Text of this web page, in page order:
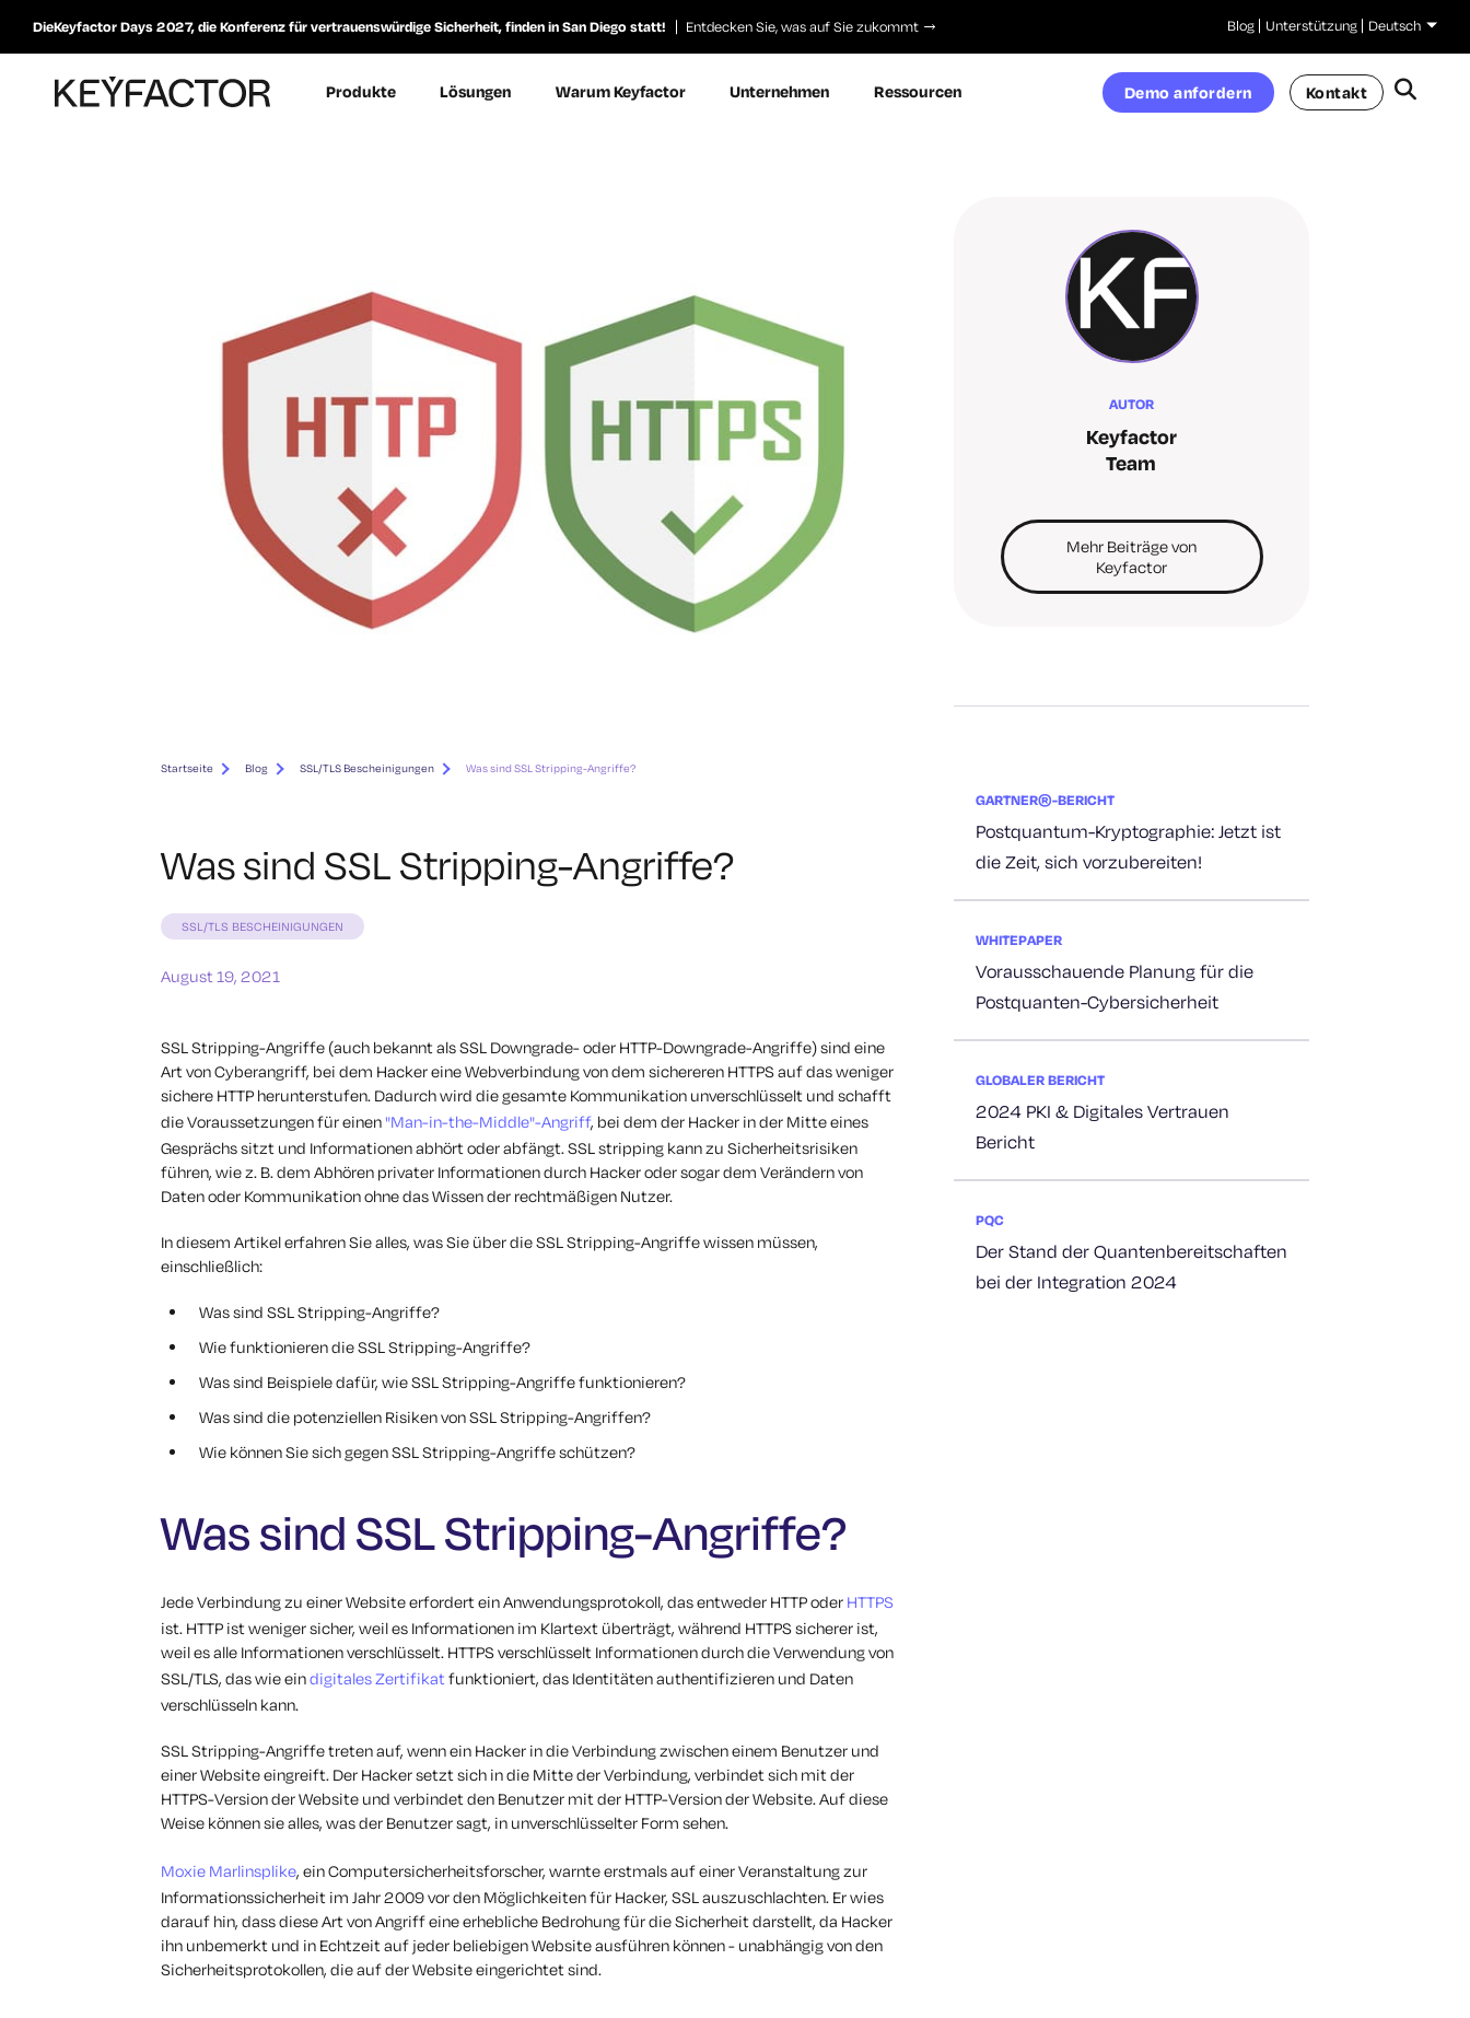
DieKeyfactor Days 2027, die Konferenz für vertrauenswürdige Sicherheit, finden in San Diego statt! Entdecken Sie, was auf Sie zukommt Blog Unterstützung Deutsch
Produkte Lösungen Warum Keyfactor Unternehmen Ressourcen Demo anfordern Kontakt
Startseite Blog SSL/TLS Bescheinigungen Was sind SSL Stripping-Angriffe?
Was sind SSL Stripping-Angriffe?
SSL/TLS BESCHEINIGUNGEN
August 19, 2021
SSL Stripping-Angriffe (auch bekannt als SSL Downgrade- oder HTTP-Downgrade-Angriffe) sind eine
Art von Cyberangriff, bei dem Hacker eine Webverbindung von dem sichereren HTTPS auf das weniger
sichere HTTP herunterstufen. Dadurch wird die gesamte Kommunikation unverschlüsselt und schafft
die Voraussetzungen für einen "Man-in-the-Middle"-Angriff, bei dem der Hacker in der Mitte eines
Gesprächs sitzt und Informationen abhört oder abfängt. SSL stripping kann zu Sicherheitsrisiken
führen, wie z. B. dem Abhören privater Informationen durch Hacker oder sogar dem Verändern von
Daten oder Kommunikation ohne das Wissen der rechtmäßigen Nutzer.
In diesem Artikel erfahren Sie alles, was Sie über die SSL Stripping-Angriffe wissen müssen,
einschließlich:
Was sind SSL Stripping-Angriffe?
Wie funktionieren die SSL Stripping-Angriffe?
Was sind Beispiele dafür, wie SSL Stripping-Angriffe funktionieren?
Was sind die potenziellen Risiken von SSL Stripping-Angriffen?
Wie können Sie sich gegen SSL Stripping-Angriffe schützen?
Was sind SSL Stripping-Angriffe?
Jede Verbindung zu einer Website erfordert ein Anwendungsprotokoll, das entweder HTTP oder HTTPS
ist. HTTP ist weniger sicher, weil es Informationen im Klartext überträgt, während HTTPS sicherer ist,
weil es alle Informationen verschlüsselt. HTTPS verschlüsselt Informationen durch die Verwendung von
SSL/TLS, das wie eindigitales Zertifikatfunktioniert, das Identitäten authentifizieren und Daten
verschlüsseln kann.
SSL Stripping-Angriffe treten auf, wenn ein Hacker in die Verbindung zwischen einem Benutzer und
einer Website eingreift. Der Hacker setzt sich in die Mitte der Verbindung, verbindet sich mit der
HTTPS-Version der Website und verbindet den Benutzer mit der HTTP-Version der Website. Auf diese
Weise können sie alles, was der Benutzer sagt, in unverschlüsselter Form sehen.
Moxie Marlinsplike, ein Computersicherheitsforscher, warnte erstmals auf einer Veranstaltung zur
Informationssicherheit im Jahr 2009 vor den Möglichkeiten für Hacker, SSL auszuschlachten. Er wies
darauf hin, dass diese Art von Angriff eine erhebliche Bedrohung für die Sicherheit darstellt, da Hacker
ihn unbemerkt und in Echtzeit auf jeder beliebigen Website ausführen können - unabhängig von den
Sicherheitsprotokollen, die auf der Website eingerichtet sind.
AUTOR
Keyfactor
Team
Mehr Beiträge von
Keyfactor
GARTNER®-BERICHT
Postquantum-Kryptographie: Jetzt ist
die Zeit, sich vorzubereiten!
WHITEPAPER
Vorausschauende Planung für die
Postquanten-Cybersicherheit
GLOBALER BERICHT
2024 PKI & Digitales Vertrauen
Bericht
PQC
Der Stand der Quantenbereitschaften
bei der Integration 2024